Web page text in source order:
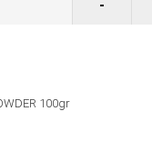
100gr